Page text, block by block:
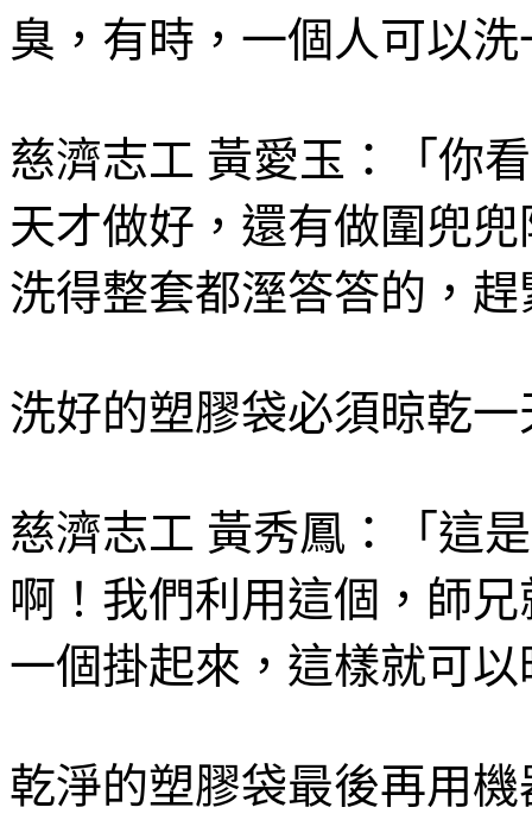
臭，有時，一個人可以
慈濟志工 黃愛玉：「你
天才做好，還有做圍兜
洗得整套都溼答答的，
洗好的塑膠袋必須晾乾
慈濟志工 黃秀鳳：「這
啊！我們利用這個，師
一個掛起來，這樣就可
乾淨的塑膠袋最後再用